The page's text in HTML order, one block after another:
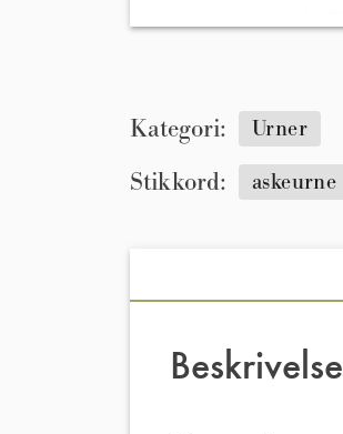
Kategori: Urner
Stikkord: askeurne
Beskrivelse